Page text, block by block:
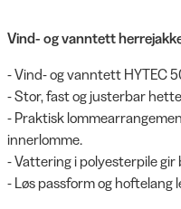
Vind- og vanntett
- Vind- og vanntett HYTEC
- Stor, fast og justerbar
- Praktisk
innerlomme.
- Vattering i polyesterpile
- Løs passform og hoftelang